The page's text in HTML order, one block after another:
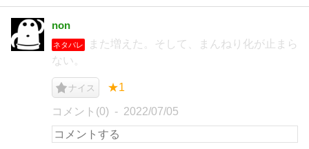
non
ネタバレ
また増えた。そして、まんねり化が止まら
ない。
ナイス ★1
コメント(0) 2022/07/05